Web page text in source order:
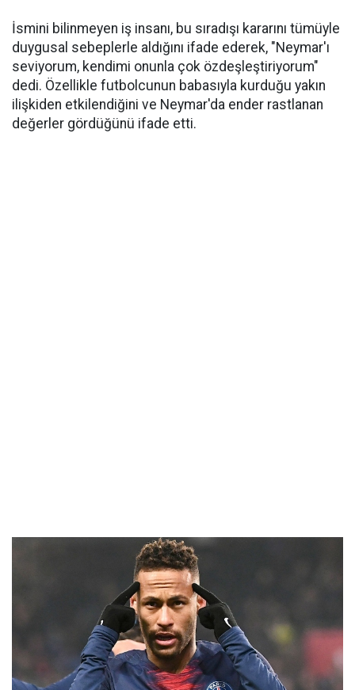
İsmini bilinmeyen iş insanı, bu sıradışı kararını tümüyle
duygusal sebeplerle aldığını ifade ederek, "Neymar'ı
seviyorum, kendimi onunla çok özdeşleştiriyorum"
dedi. Özellikle futbolcunun babasıyla kurduğu yakın
ilişkiden etkilendiğini ve Neymar'da ender rastlanan
değerler gördüğünü ifade etti.